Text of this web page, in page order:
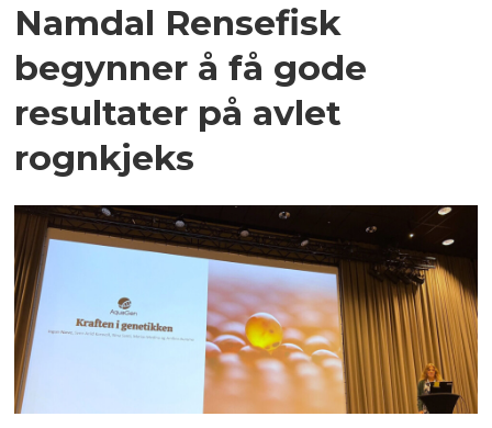
Namdal Rensefisk
begynner å få gode
resultater på avlet
rognkjeks